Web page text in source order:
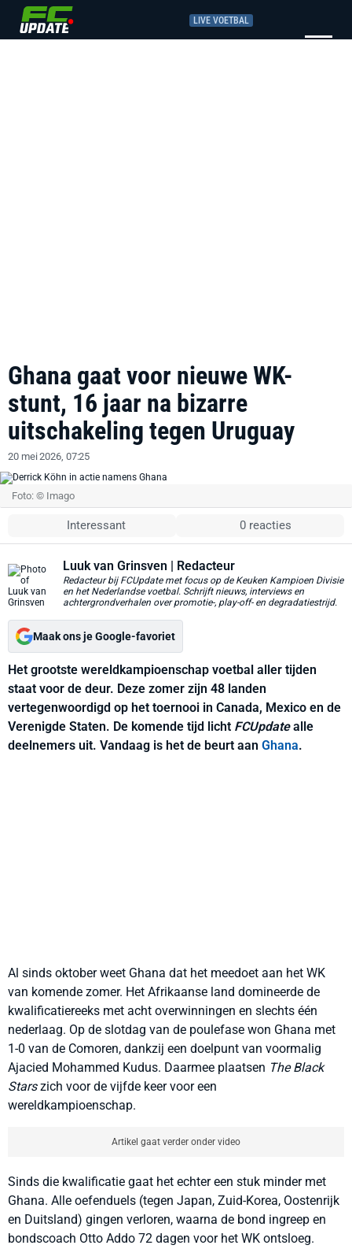
LIVE VOETBAL
Ghana gaat voor nieuwe WK-
stunt, 16 jaar na bizarre
uitschakeling tegen Uruguay
20 mei 2026, 07:25
Foto: © Imago
Interessant 0 reacties
Luuk van Grinsven | Redacteur
Redacteur bij FCUpdate met focus op de Keuken Kampioen Divisie
en het Nederlandse voetbal. Schrijft nieuws, interviews en
achtergrondverhalen over promotie-, play-off- en degradatiestrijd.
Maak ons je Google-favoriet
Het grootste wereldkampioenschap voetbal aller tijden
staat voor de deur. Deze zomer zijn 48 landen
vertegenwoordigd op het toernooi in Canada, Mexico en de
Verenigde Staten. De komende tijd licht FCUpdatealle
deelnemers uit. Vandaag is het de beurt aan Ghana.
Al sinds oktober weet Ghana dat het meedoet aan het WK
van komende zomer. Het Afrikaanse land domineerde de
kwalificatiereeks met acht overwinningen en slechts één
nederlaag. Op de slotdag van de poulefase won Ghana met
1-0 van de Comoren, dankzij een doelpunt van voormalig
Ajacied Mohammed Kudus. Daarmee plaatsen The Black
Starszich voor de vijfde keer voor een
wereldkampioenschap.
Artikel gaat verder onder video
Sinds die kwalificatie gaat het echter een stuk minder met
Ghana. Alle oefenduels (tegen Japan, Zuid-Korea, Oostenrijk
en Duitsland) gingen verloren, waarna de bond ingreep en
bondscoach Otto Addo 72 dagen voor het WK ontsloeg.